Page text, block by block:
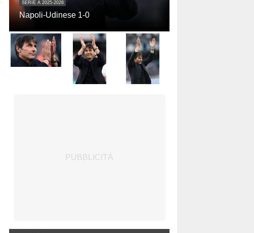
SERIE A 2025-2026
Napoli-Udinese 1-0